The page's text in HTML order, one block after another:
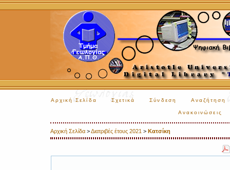
Αρχική Σελίδα Σχετικά Σύνδεση Αναζήτηση
Ανακοινώσεις
Αρχική Σελίδα >Διατριβές έτους 2021 > Κατσίκη